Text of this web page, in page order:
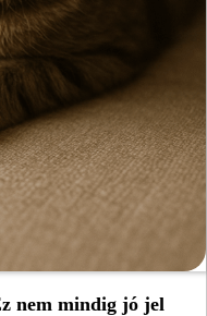
nem mindig jó jel